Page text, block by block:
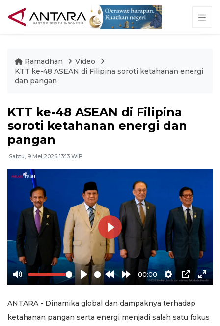
Ramadhan
Video
KTT ke-48 ASEAN di Filipina soroti ketahanan energi
dan pangan
KTT ke-48 ASEAN di Filipina
soroti ketahanan energi dan
pangan
Sabtu, 9 Mei 2026 13:13 WIB
Mute Play
Rewind
10s
Forward
00:00
Settings
PIP
Play
ANTARA - Dinamika global dan dampaknya terhadap
ketahanan pangan serta energi menjadi salah satu fokus